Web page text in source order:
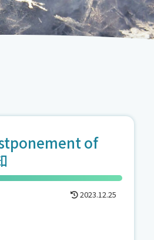
of
2023.12.25